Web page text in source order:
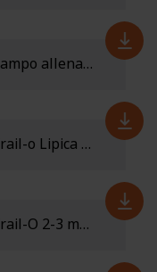
2360.19_Convocazione campo allenamento PREWOC 2019 Norvegia
2312.19 Convocazione Trail-o Lipica 15-17 marzo 2019
2313.19 Convocazione Trail-O 2-3 marzo 2019